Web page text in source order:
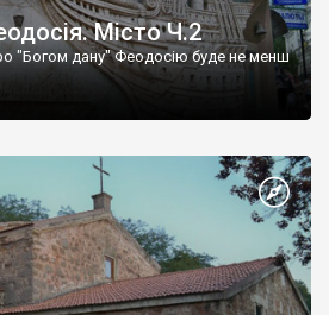
Місто Ч.2
"Богом дану" Феодосію буде не менш